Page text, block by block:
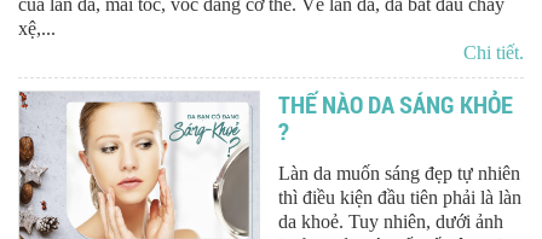
của làn da, mái tóc, vóc dáng cơ thể. Về làn da, da bắt đầu chảy
xệ,...
Chi tiết.
THẾ NÀO DA SÁNG KHỎE
?
Làn da muốn sáng đẹp tự nhiên
thì điều kiện đầu tiên phải là làn
da khoẻ. Tuy nhiên, dưới ảnh